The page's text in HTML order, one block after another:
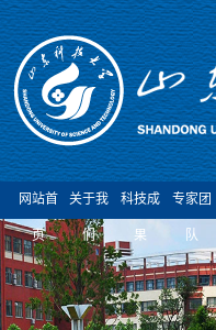
网站首
页
关于我
们
科技成
果
专家团
队